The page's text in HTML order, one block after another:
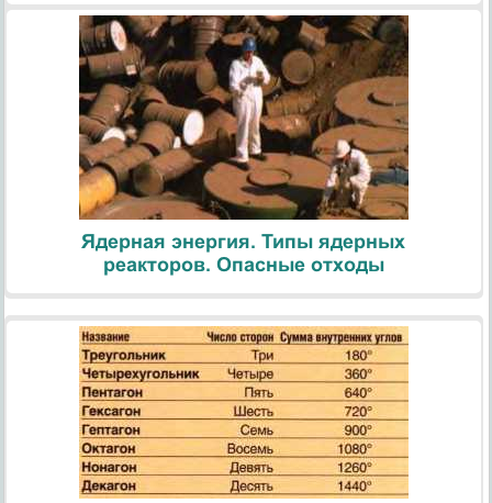
Ядерная энергия. Типы ядерных
реакторов. Опасные отходы